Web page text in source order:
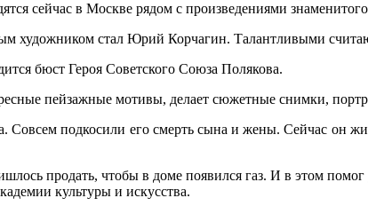
сейчас в Москве рядом с произведениями
художником стал Юрий Корчагин. Талантливыми
бюст Героя Советского Союза Полякова.
пейзажные мотивы, делает сюжетные снимки,
подкосили его смерть сына и жены. Сейчас он
продать, чтобы в доме появился газ. И в этом
культуры и искусства.